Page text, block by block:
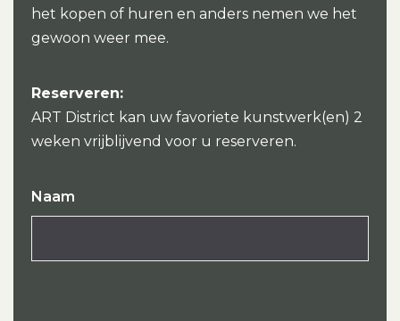
het kopen of huren en anders nemen we het
gewoon weer mee.
Reserveren:
ART District kan uw favoriete kunstwerk(en) 2
weken vrijblijvend voor u reserveren.
Naam